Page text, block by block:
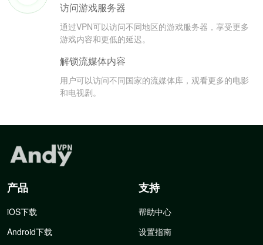
访问游戏服务器
通过VPN可以访问不同地区的游戏服务器，享受更多
游戏内容和更低的延迟。
解锁流媒体内容
用户可以访问不同国家的流媒体库，观看更多的电影
和电视剧。
产品
iOS下载
Android下载
支持
帮助中心
设置指南